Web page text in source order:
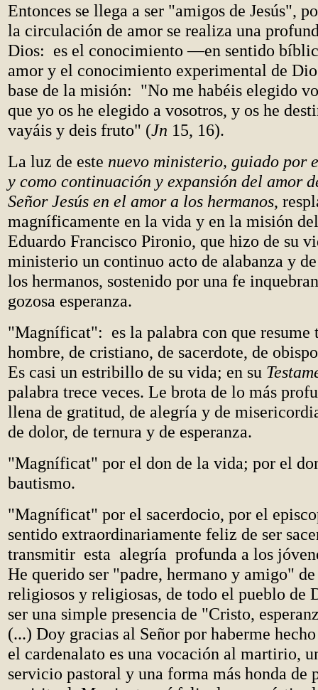
Entonces se llega a ser "amigos de Jesús",
la circulación de amor se realiza una
Dios: es el conocimiento —en sentido
amor y el conocimiento experimental de
base de la misión: "No me habéis elegido
que yo os he elegido a vosotros, y os he
vayáis y deis fruto" (Jn 15, 16).
La luz de este nuevo ministerio, guiado por
y como continuación y expansión del amor
Señor Jesús en el amor a los hermanos,
magníficamente en la vida y en la misión
Eduardo Francisco Pironio, que hizo de su
ministerio un continuo acto de alabanza y
los hermanos, sostenido por una fe
gozosa esperanza.
"Magníficat": es la palabra con que resume
hombre, de cristiano, de sacerdote, de
Es casi un estribillo de su vida; en su
palabra trece veces. Le brota de lo más
llena de gratitud, de alegría y de
de dolor, de ternura y de esperanza.
"Magníficat" por el don de la vida; por el
bautismo.
"Magníficat" por el sacerdocio, por el
sentido extraordinariamente feliz de ser
transmitir esta alegría profunda a los
He querido ser "padre, hermano y amigo" de
religiosos y religiosas, de todo el pueblo de
ser una simple presencia de "Cristo,
(...) Doy gracias al Señor por haberme
el cardenalato es una vocación al martirio,
servicio pastoral y una forma más honda de